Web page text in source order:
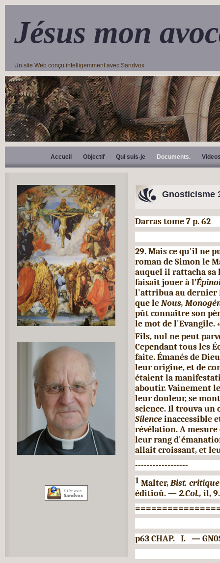
Jésus mon
Un site Web conçu intelligemment avec Sandvox
Accueil Objectif Qui suis-je Documents.
Gnosticisme
Darras tome 7 p. 62
29. Mais ce qu'il ne
roman de Simon le
auquel il rat­tacha sa
faisait jouer à l’
l'attribua au dernier
que leNous,
pût connaître son
le mot de l'Evangile.
Fils, nul ne peut
Cependant tous les
faite. Émanés de
leur origine, et de
étaient la
aboutir. Vainement
leur douleur, se
science. Il trouva un
Silenceinaccessible
révélation. A mesure
leur rang
allait croissant, et
------------------
1Malter,Bist.
éditioû. —2.Col., il,
p63 CHAP. I. —